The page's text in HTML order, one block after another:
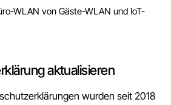
WLAN von Gäste-WLAN und IoT-
aktualisieren
wurden seit 2018